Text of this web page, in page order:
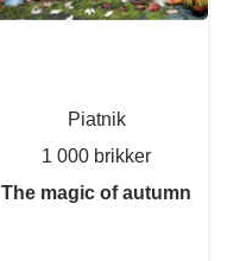
Piatnik
1 000 brikker
The magic of autumn